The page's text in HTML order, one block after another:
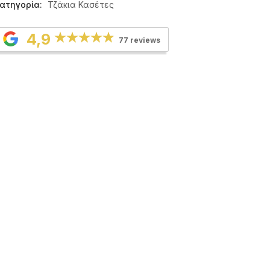
Τζάκια Κασέτες
4,9 77 reviews